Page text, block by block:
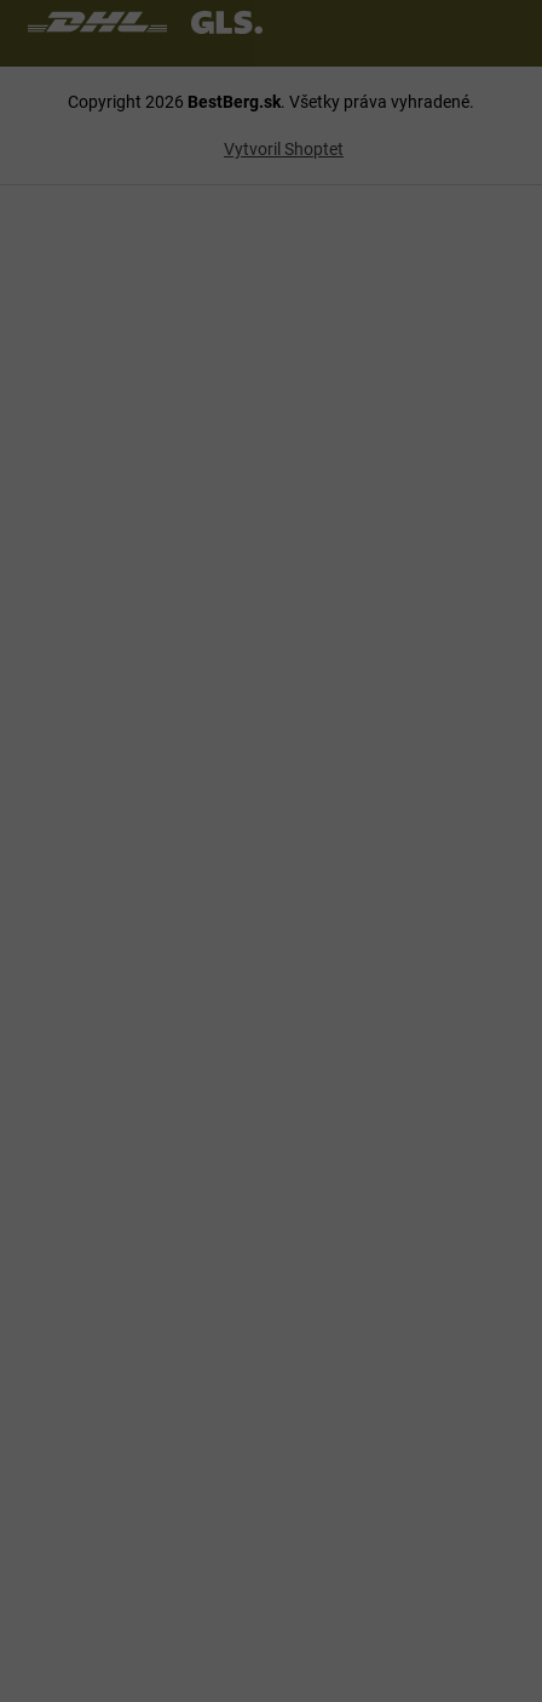
Vytvoril Shoptet
Copyright 2026 BestBerg.sk. Všetky práva vyhradené.